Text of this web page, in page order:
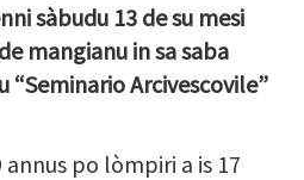
sàbudu 13 de su mesi
mangianu in sa saba
“Seminario Arcivescovile”
po lòmpiri a is 17